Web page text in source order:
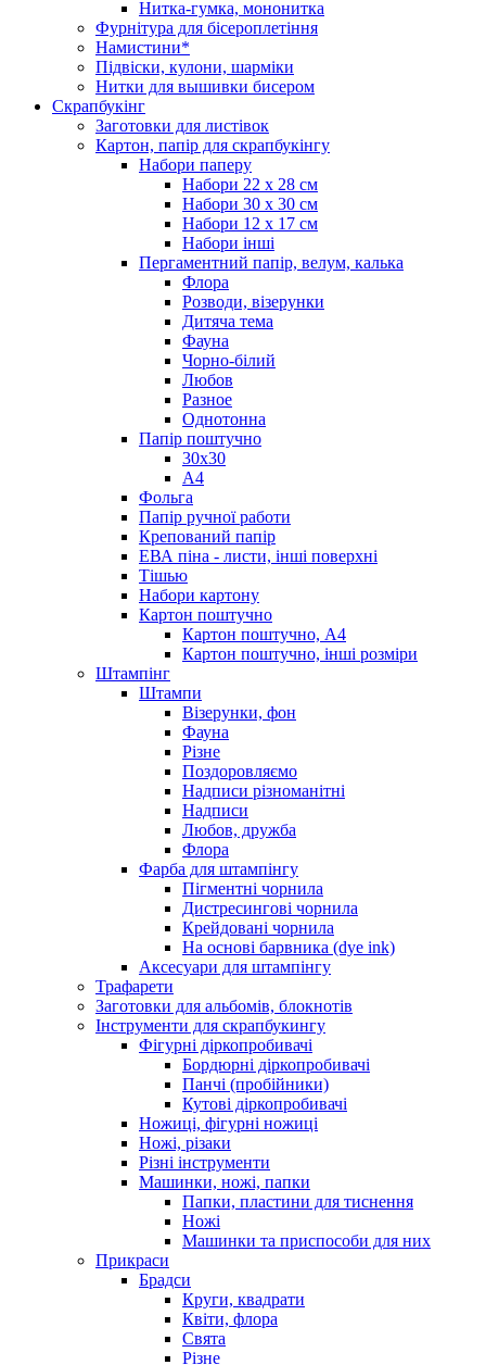
Нитка-гумка, мононитка
Фурнітура для бісероплетіння
Намистини*
Підвіски, кулони, шарміки
Нитки для вышивки бисером
Скрапбукінг
Заготовки для листівок
Картон, папір для скрапбукінгу
Набори паперу
Набори 22 х 28 см
Набори 30 х 30 см
Набори 12 х 17 см
Набори інші
Пергаментний папір, велум, калька
Флора
Розводи, візерунки
Дитяча тема
Фауна
Чорно-білий
Любов
Разное
Однотонна
Папір поштучно
30х30
А4
Фольга
Папір ручної работи
Крепований папір
ЕВА піна - листи, інші поверхні
Тішью
Набори картону
Картон поштучно
Картон поштучно, А4
Картон поштучно, інші розміри
Штампінг
Штампи
Візерунки, фон
Фауна
Різне
Поздоровляємо
Надписи різноманітні
Надписи
Любов, дружба
Флора
Фарба для штампінгу
Пігментні чорнила
Дистресингові чорнила
Крейдовані чорнила
На основі барвника (dye ink)
Аксесуари для штампінгу
Трафарети
Заготовки для альбомів, блокнотів
Інструменти для скрапбукингу
Фігурні діркопробивачі
Бордюрні діркопробивачі
Панчі (пробійники)
Кутові діркопробивачі
Ножиці, фігурні ножиці
Ножі, різаки
Різні інструменти
Машинки, ножі, папки
Папки, пластини для тиснення
Ножі
Машинки та приспособи для них
Прикраси
Брадси
Круги, квадрати
Квіти, флора
Свята
Різне